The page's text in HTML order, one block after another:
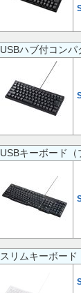
USBハブ付コンパ
USBキーボード（
スリムキーボード